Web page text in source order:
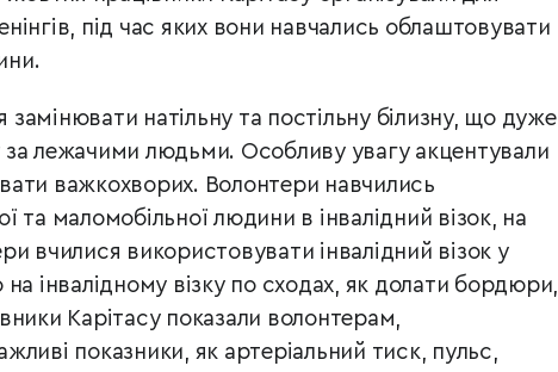
під час яких вони навчались облаштовувати
натільну та постільну білизну, що дуже
за лежачими людьми. Особливу увагу акцентували
важкохворих. Волонтери навчились
та маломобільної людини в інвалідний візок, на
вчилися використовувати інвалідний візок у
інвалідному візку по сходах, як долати бордюри,
Карітасу показали волонтерам,
показники, як артеріальний тиск, пульс,